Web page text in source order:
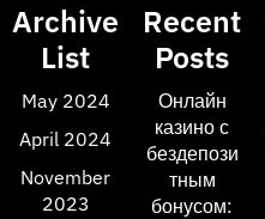
Archive
List
May 2024
April 2024
November
2023
Recent
Posts
Онлайн
казино с
бездепози
тным
бонусом: